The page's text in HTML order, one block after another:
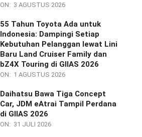
ON: 3 AGUSTUS 2026
55 Tahun Toyota Ada untuk
Indonesia: Dampingi Setiap
Kebutuhan Pelanggan lewat Lini
Baru Land Cruiser Family dan
bZ4X Touring di GIIAS 2026
ON: 1 AGUSTUS 2026
Daihatsu Bawa Tiga Concept
Car, JDM eAtrai Tampil Perdana
di GIIAS 2026
ON: 31 JULI 2026